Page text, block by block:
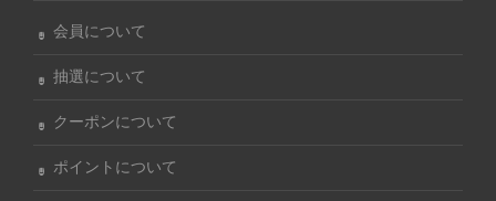
会員について
抽選について
クーポンについて
ポイントについて